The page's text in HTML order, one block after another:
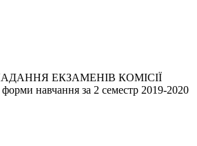
ЕКЗАМЕНІВ КОМІСІЇ
форми навчання за 2 семестр 2019-2020